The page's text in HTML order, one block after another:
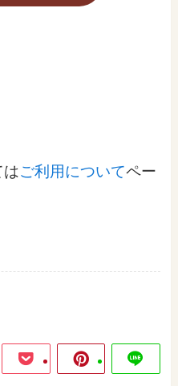
はご利用についてペー